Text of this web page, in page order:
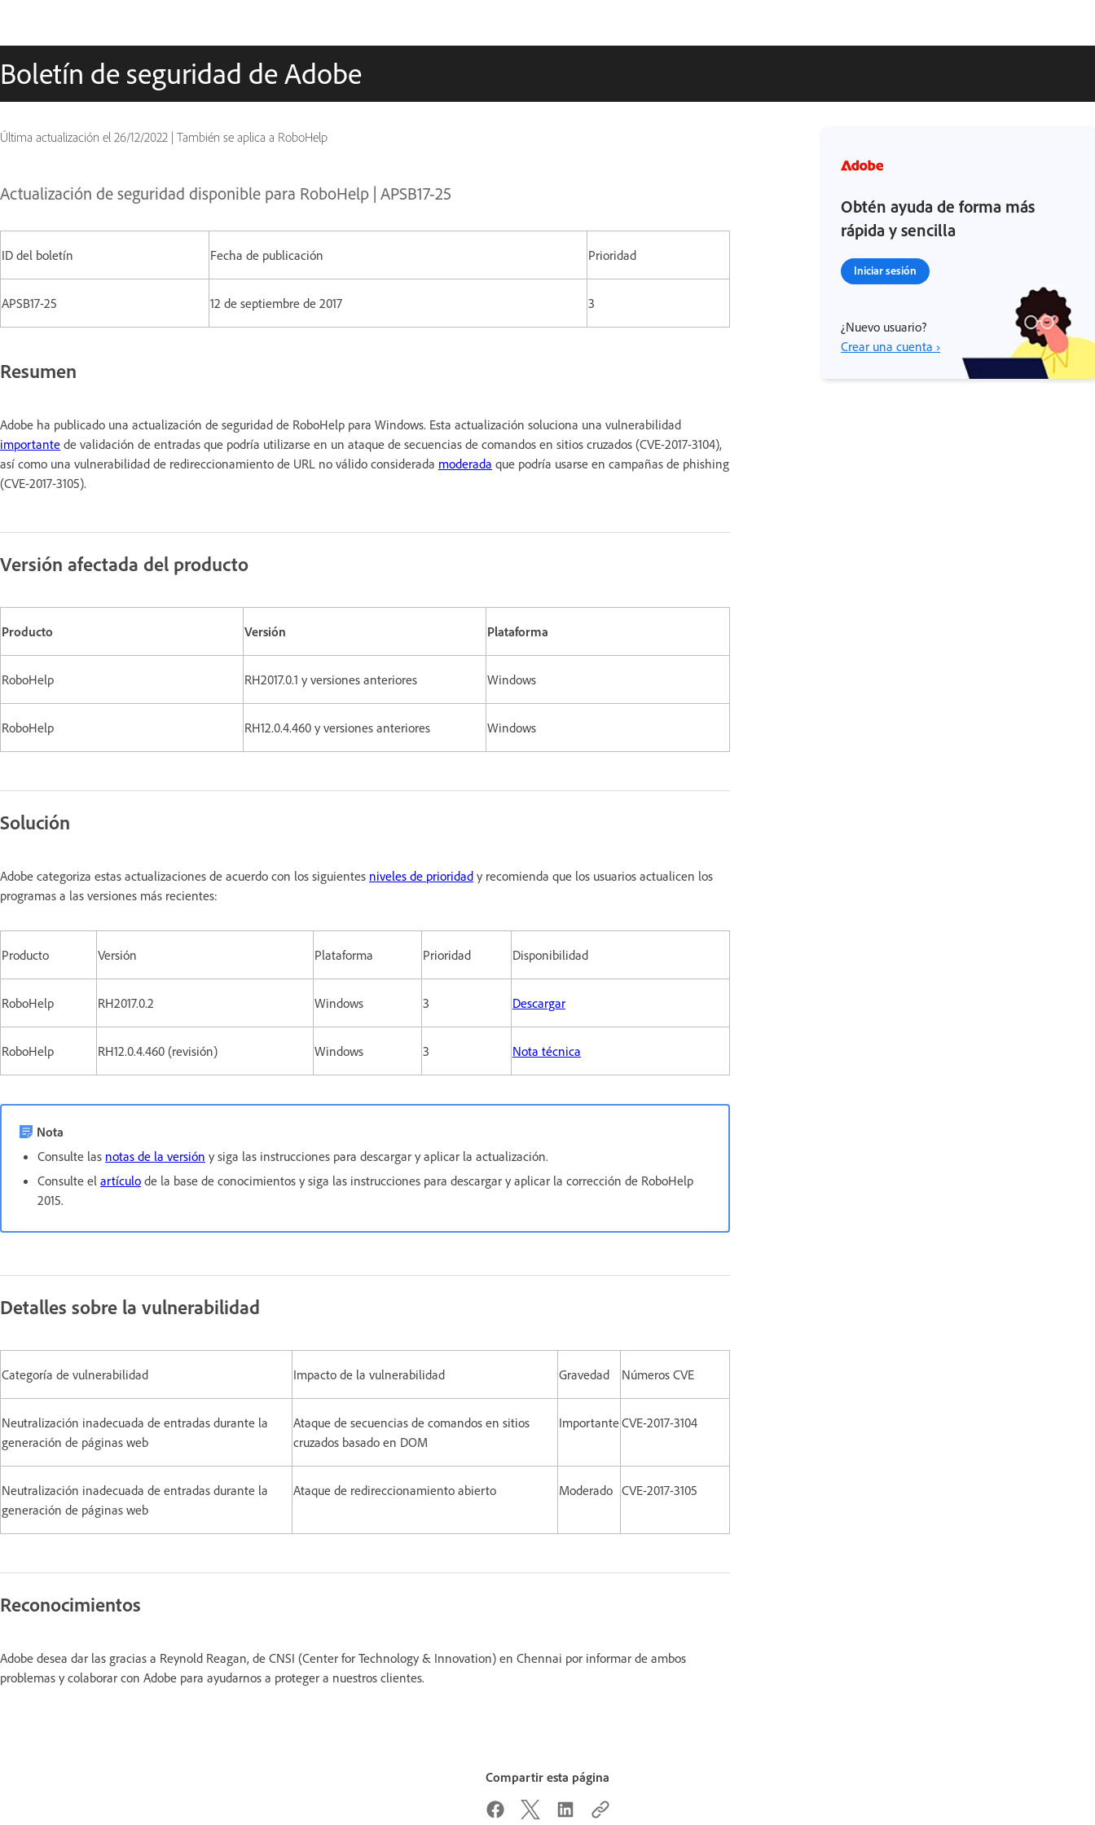
Boletín de seguridad de Adobe
Última actualización el 26/12/2022 | También se aplica a RoboHelp
Actualización de seguridad disponible para RoboHelp | APSB17-25
ID del boletín Fecha de publicación Prioridad
APSB17-25 12 de septiembre de 2017 3
Resumen
Adobe ha publicado una actualización de seguridad de RoboHelp para Windows. Esta actualización soluciona una vulnerabilidad
importante de validación de entradas que podría utilizarse en un ataque de secuencias de comandos en sitios cruzados (CVE-2017-3104),
así como una vulnerabilidad de redireccionamiento de URL no válido considerada moderada que podría usarse en campañas de phishing
(CVE-2017-3105).
Versión afectada del producto
Producto Versión Plataforma
RoboHelp RH2017.0.1 y versiones anteriores Windows
RoboHelp RH12.0.4.460 y versiones anteriores Windows
Solución
Adobe categoriza estas actualizaciones de acuerdo con los siguientes niveles de prioridad y recomienda que los usuarios actualicen los
programas a las versiones más recientes:
Producto Versión Plataforma Prioridad Disponibilidad
RoboHelp RH2017.0.2 Windows 3 Descargar
RoboHelp RH12.0.4.460 (revisión) Windows 3 Nota técnica
Nota
Consulte las notas de la versión y siga las instrucciones para descargar y aplicar la actualización.
Consulte el artículo de la base de conocimientos y siga las instrucciones para descargar y aplicar la corrección de RoboHelp
2015.
Detalles sobre la vulnerabilidad
Categoría de vulnerabilidad Impacto de la vulnerabilidad Gravedad Números CVE
Neutralización inadecuada de entradas durante la
generación de páginas web
Ataque de secuencias de comandos en sitios
cruzados basado en DOM
ImportanteCVE-2017-3104
Neutralización inadecuada de entradas durante la
generación de páginas web
Ataque de redireccionamiento abierto Moderado CVE-2017-3105
Reconocimientos
Adobe desea dar las gracias a Reynold Reagan, de CNSI (Center for Technology & Innovation) en Chennai por informar de ambos
problemas y colaborar con Adobe para ayudarnos a proteger a nuestros clientes.
Obtén ayuda de forma más
rápida y sencilla
Iniciar sesión
¿Nuevo usuario?
Crear una cuenta ›
Compartir esta página